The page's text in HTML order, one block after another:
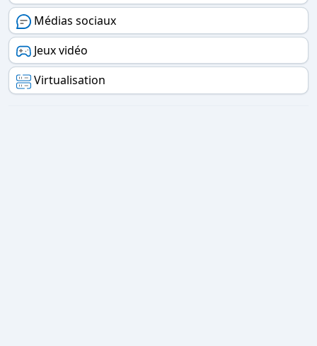
Médias sociaux
Jeux vidéo
Virtualisation